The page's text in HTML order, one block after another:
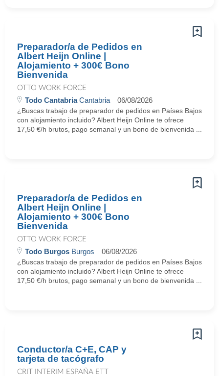
Preparador/a de Pedidos en
Albert Heijn Online |
Alojamiento + 300€ Bono
Bienvenida
OTTO WORK FORCE
Todo CantabriaCantabria 06/08/2026
¿Buscas trabajo de preparador de pedidos en Países Bajos
con alojamiento incluido? Albert Heijn Online te ofrece
17,50 €/h brutos, pago semanal y un bono de bienvenida ...
Preparador/a de Pedidos en
Albert Heijn Online |
Alojamiento + 300€ Bono
Bienvenida
OTTO WORK FORCE
Todo Burgos Burgos 06/08/2026
¿Buscas trabajo de preparador de pedidos en Países Bajos
con alojamiento incluido? Albert Heijn Online te ofrece
17,50 €/h brutos, pago semanal y un bono de bienvenida ...
Conductor/a C+E, CAP y
tarjeta de tacógrafo
CRIT INTERIM ESPAÑA ETT